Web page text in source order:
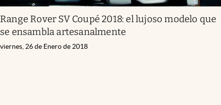
Range Rover SV Coupé 2018: el lujoso modelo que
se ensambla artesanalmente
viernes, 26 de Enero de 2018